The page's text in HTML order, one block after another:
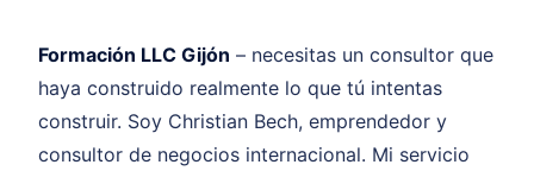
Formación LLC Gijón – necesitas un consultor que
haya construido realmente lo que tú intentas
construir. Soy Christian Bech, emprendedor y
consultor de negocios internacional. Mi servicio